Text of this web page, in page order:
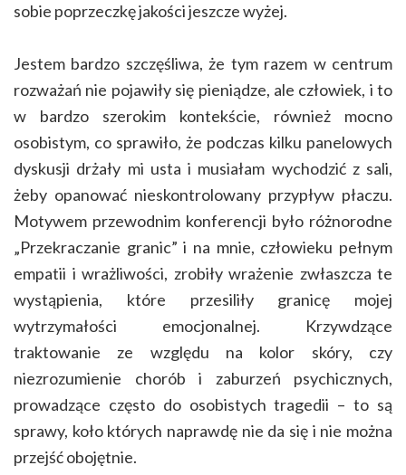
sobie poprzeczkę jakości jeszcze wyżej.
Jestem bardzo szczęśliwa, że tym razem w centrum
rozważań nie pojawiłysię pieniądze, ale człowiek, i to
w bardzo szerokim kontekście, również mocno
osobistym, co sprawiło, że podczas kilku panelowych
dyskusji drżały mi usta i musiałam wychodzić z sali,
żeby opanować nieskontrolowany przypływ płaczu.
Motywem przewodnim konferencji było różnorodne
„Przekraczanie granic” i na mnie, człowieku pełnym
empatii i wrażliwości, zrobiły wrażenie zwłaszcza te
wystąpienia, które przesiliły granicę mojej
wytrzymałości emocjonalnej. Krzywdzące
traktowanie ze względu na kolor skóry, czy
niezrozumienie chorób i zaburzeń psychicznych,
prowadzące często do osobistych tragedii – to są
sprawy, koło których naprawdę nie da się i nie można
przejść obojętnie.